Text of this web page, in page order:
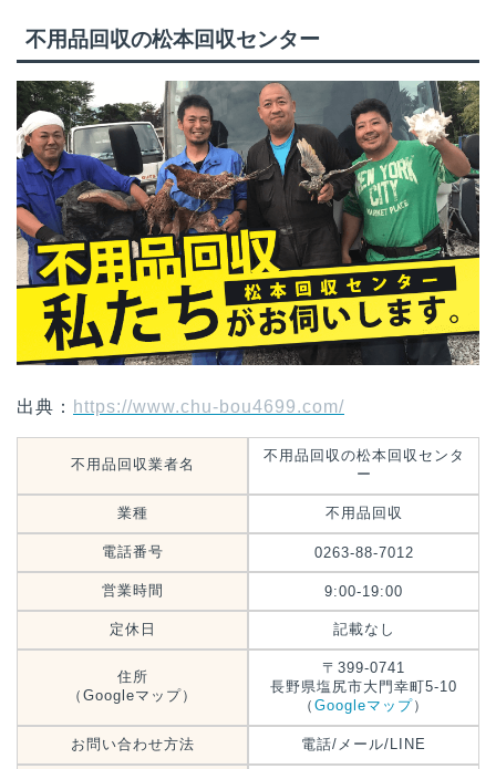
不用品回収の松本回収センター
出典： https://www.chu-bou4699.com/
不用品回収業者名
不用品回収の松本回収センタ
ー
業種 不用品回収
電話番号 0263-88-7012
営業時間 9:00-19:00
定休日 記載なし
住所
（Googleマップ）
〒399-0741
長野県塩尻市大門幸町5-10
（ Googleマップ）
お問い合わせ方法 電話/メール/LINE